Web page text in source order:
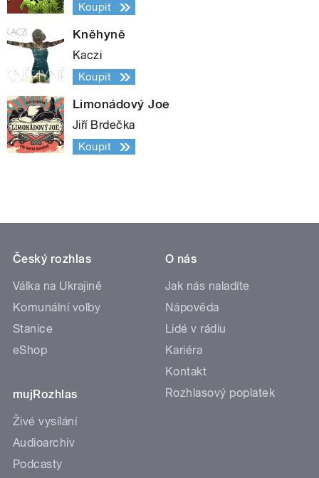
Koupit
Kněhyně
Kaczi
Koupit
Limonádový Joe
Jiří Brdečka
Koupit
Český rozhlas
Válka na Ukrajině
Komunální volby
Stanice
eShop
mujRozhlas
Živé vysílání
Audioarchiv
Podcasty
O nás
Jak nás naladíte
Nápověda
Lidé v rádiu
Kariéra
Kontakt
Rozhlasový poplatek